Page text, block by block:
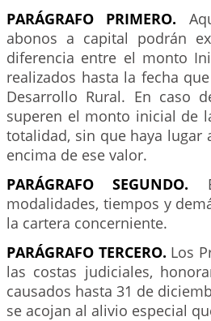
PARÁGRAFO PRIMERO.
abonos a capital podrán
diferencia entre el monto
realizados hasta la fecha
Desarrollo Rural. En caso
superen el monto inicial de
totalidad, sin que haya
encima de ese valor.
PARÁGRAFO SEGUNDO.
modalidades, tiempos y
la cartera concerniente.
PARÁGRAFO TERCERO. Los
las costas judiciales,
causados hasta 31 de
se acojan al alivio especial